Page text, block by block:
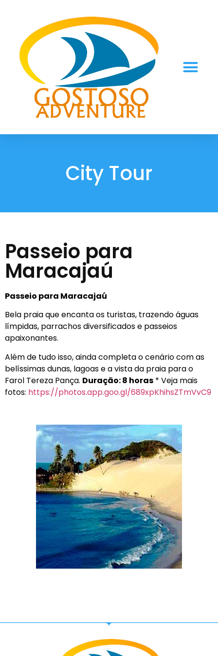
City Tour
Passeio para
Maracajaú
Passeio para Maracajaú
Bela praia que encanta os turistas, trazendo águas
límpidas, parrachos diversificados e passeios
apaixonantes.
Além de tudo isso, ainda completa o cenário com as
belíssimas dunas, lagoas e a vista da praia para o
Farol Tereza Pança. Duração: 8 horas * Veja mais
fotos: https://photos.app.goo.gl/689xpKhihsZTmVvC9